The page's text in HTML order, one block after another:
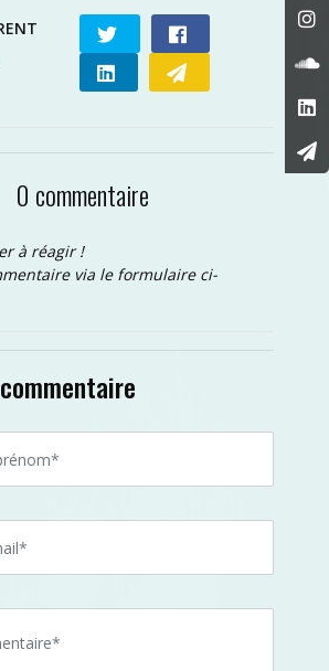
0 commentaire
à réagir !
via le formulaire ci-